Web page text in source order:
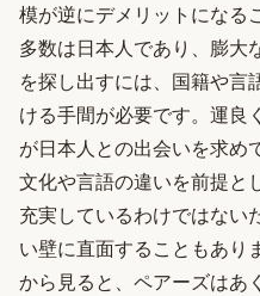
模が逆にデメリットになる
多数は日本人であり、膨大
を探し出すには、国籍や言
ける手間が必要です。運良
が日本人との出会いを求め
文化や言語の違いを前提と
充実しているわけではない
い壁に直面することもあり
から見ると、ペアーズはあ